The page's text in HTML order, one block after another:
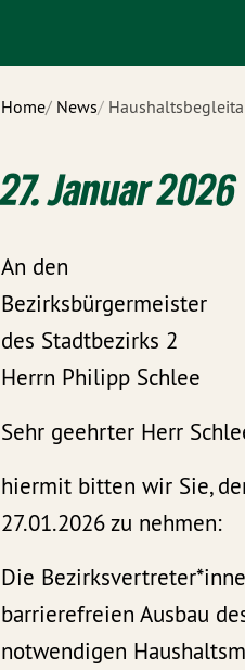
Home News
27. Januar 2026
An den
Bezirksbürgermeister
des Stadtbezirks 2
Herrn Philipp Schlee
Sehr geehrter Herr
hiermit bitten wir Sie,
27.01.2026 zu nehmen:
Die
barrierefreien Ausbau
notwendigen